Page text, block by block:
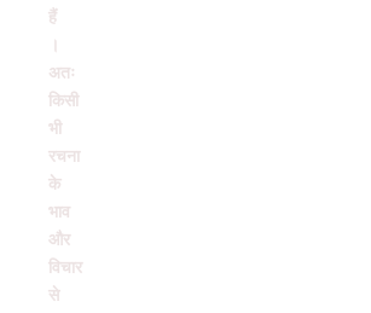
हैं
अतः
किसी
भी
रचना
के
भाव
और
विचार
से